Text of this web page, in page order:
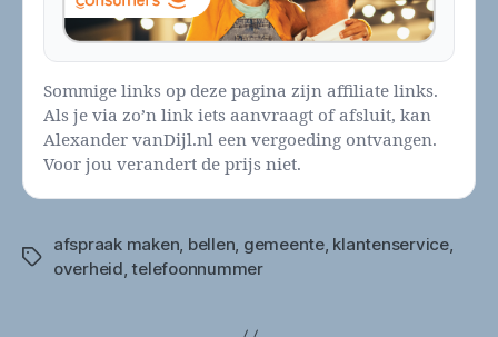
Sommige links op deze pagina zijn affiliate links.
Als je via zo’n link iets aanvraagt of afsluit, kan
Alexander vanDijl.nl een vergoeding ontvangen.
Voor jou verandert de prijs niet.
Tags
afspraak maken, bellen, gemeente, klantenservice,
overheid,telefoonnummer